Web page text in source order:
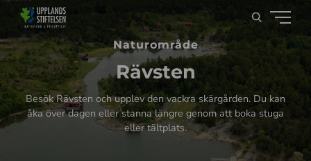
Naturområde
Rävsten
Besök Rävsten och upplev den vackra skärgården. Du kan
åka över dagen eller stanna längre genom att boka stuga
eller tältplats.